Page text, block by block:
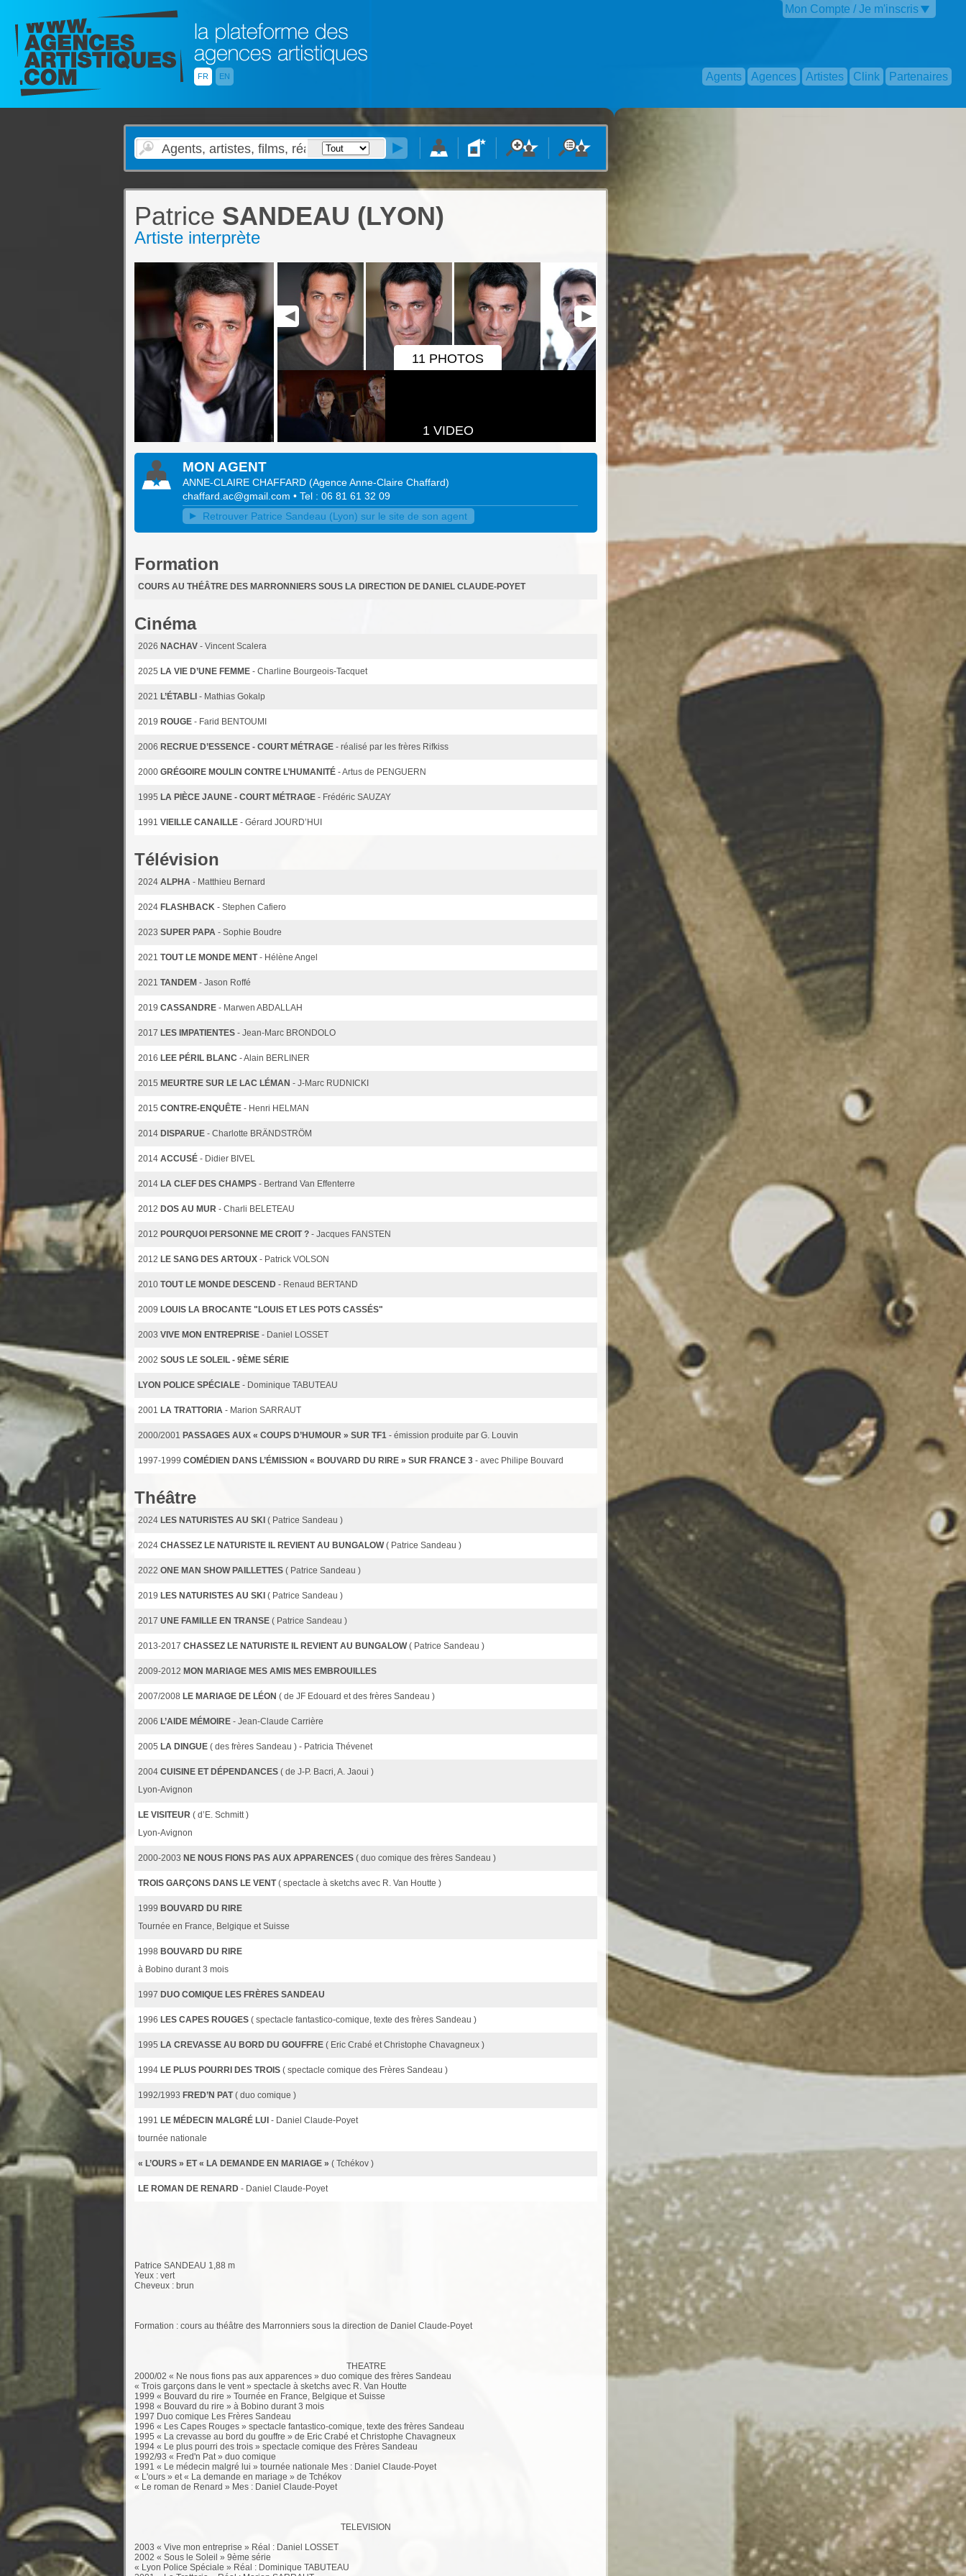
FR EN
Mon Compte / Je m'inscris
Agents Agences Artistes Clink Partenaires
Patrice SANDEAU (LYON)
Artiste interprète
11 PHOTOS
1 VIDEO
MON AGENT
ANNE-CLAIRE CHAFFARD (Agence Anne-Claire Chaffard)
chaffard.ac@gmail.com • Tel : 06 81 61 32 09
Retrouver Patrice Sandeau (Lyon) sur le site de son agent
Formation
COURS AU THÉÂTRE DES MARRONNIERS SOUS LA DIRECTION DE DANIEL CLAUDE-POYET
Cinéma
2026 NACHAV - Vincent Scalera
2025 LA VIE D’UNE FEMME - Charline Bourgeois-Tacquet
2021 L’ÉTABLI - Mathias Gokalp
2019 ROUGE - Farid BENTOUMI
2006 RECRUE D’ESSENCE - COURT MÉTRAGE - réalisé par les frères Rifkiss
2000 GRÉGOIRE MOULIN CONTRE L’HUMANITÉ - Artus de PENGUERN
1995 LA PIÈCE JAUNE - COURT MÉTRAGE - Frédéric SAUZAY
1991 VIEILLE CANAILLE - Gérard JOURD’HUI
Télévision
2024 ALPHA - Matthieu Bernard
2024 FLASHBACK - Stephen Cafiero
2023 SUPER PAPA - Sophie Boudre
2021 TOUT LE MONDE MENT - Hélène Angel
2021 TANDEM - Jason Roffé
2019 CASSANDRE - Marwen ABDALLAH
2017 LES IMPATIENTES - Jean-Marc BRONDOLO
2016 LEE PÉRIL BLANC - Alain BERLINER
2015 MEURTRE SUR LE LAC LÉMAN - J-Marc RUDNICKI
2015 CONTRE-ENQUÊTE - Henri HELMAN
2014 DISPARUE - Charlotte BRÄNDSTRÖM
2014 ACCUSÉ - Didier BIVEL
2014 LA CLEF DES CHAMPS - Bertrand Van Effenterre
2012 DOS AU MUR - Charli BELETEAU
2012 POURQUOI PERSONNE ME CROIT ? - Jacques FANSTEN
2012 LE SANG DES ARTOUX - Patrick VOLSON
2010 TOUT LE MONDE DESCEND - Renaud BERTAND
2009 LOUIS LA BROCANTE "LOUIS ET LES POTS CASSÉS"
2003 VIVE MON ENTREPRISE - Daniel LOSSET
2002 SOUS LE SOLEIL - 9ÈME SÉRIE
LYON POLICE SPÉCIALE - Dominique TABUTEAU
2001 LA TRATTORIA - Marion SARRAUT
2000/2001 PASSAGES AUX « COUPS D’HUMOUR » SUR TF1 - émission produite par G. Louvin
1997-1999 COMÉDIEN DANS L’ÉMISSION « BOUVARD DU RIRE » SUR FRANCE 3 - avec Philipe Bouvard
Théâtre
2024 LES NATURISTES AU SKI ( Patrice Sandeau )
2024 CHASSEZ LE NATURISTE IL REVIENT AU BUNGALOW( Patrice Sandeau )
2022 ONE MAN SHOW PAILLETTES ( Patrice Sandeau )
2019 LES NATURISTES AU SKI ( Patrice Sandeau )
2017 UNE FAMILLE EN TRANSE ( Patrice Sandeau )
2013-2017 CHASSEZ LE NATURISTE IL REVIENT AU BUNGALOW ( Patrice Sandeau )
2009-2012 MON MARIAGE MES AMIS MES EMBROUILLES
2007/2008 LE MARIAGE DE LÉON ( de JF Edouard et des frères Sandeau )
2006 L’AIDE MÉMOIRE - Jean-Claude Carrière
2005 LA DINGUE ( des frères Sandeau ) - Patricia Thévenet
2004 CUISINE ET DÉPENDANCES ( de J-P. Bacri, A. Jaoui )
Lyon-Avignon
LE VISITEUR ( d’E. Schmitt )
Lyon-Avignon
2000-2003 NE NOUS FIONS PAS AUX APPARENCES ( duo comique des frères Sandeau )
TROIS GARÇONS DANS LE VENT( spectacle à sketchs avec R. Van Houtte )
1999 BOUVARD DU RIRE
Tournée en France, Belgique et Suisse
1998 BOUVARD DU RIRE
à Bobino durant 3 mois
1997 DUO COMIQUE LES FRÈRES SANDEAU
1996 LES CAPES ROUGES ( spectacle fantastico-comique, texte des frères Sandeau )
1995 LA CREVASSE AU BORD DU GOUFFRE ( Eric Crabé et Christophe Chavagneux )
1994 LE PLUS POURRI DES TROIS ( spectacle comique des Frères Sandeau )
1992/1993 FRED’N PAT( duo comique )
1991 LE MÉDECIN MALGRÉ LUI - Daniel Claude-Poyet
tournée nationale
« L’OURS » ET « LA DEMANDE EN MARIAGE » ( Tchékov )
LE ROMAN DE RENARD - Daniel Claude-Poyet
Patrice SANDEAU 1,88 m
Yeux : vert
Cheveux : brun
Formation : cours au théâtre des Marronniers sous la direction de Daniel Claude-Poyet
THEATRE
2000/02 « Ne nous fions pas aux apparences » duo comique des frères Sandeau
« Trois garçons dans le vent » spectacle à sketchs avec R. Van Houtte
1999 « Bouvard du rire » Tournée en France, Belgique et Suisse
1998 « Bouvard du rire » à Bobino durant 3 mois
1997 Duo comique Les Frères Sandeau
1996 « Les Capes Rouges » spectacle fantastico-comique, texte des frères Sandeau
1995 « La crevasse au bord du gouffre » de Eric Crabé et Christophe Chavagneux
1994 « Le plus pourri des trois » spectacle comique des Frères Sandeau
1992/93 « Fred'n Pat » duo comique
1991 « Le médecin malgré lui » tournée nationale Mes : Daniel Claude-Poyet
« L'ours » et « La demande en mariage » de Tchékov
« Le roman de Renard » Mes : Daniel Claude-Poyet
TELEVISION
2003 « Vive mon entreprise » Réal : Daniel LOSSET
2002 « Sous le Soleil » 9ème série
« Lyon Police Spéciale » Réal : Dominique TABUTEAU